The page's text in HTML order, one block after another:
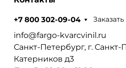
+7 800 302-09-04
info@fargo-kvarcvinil.ru
Санкт-Петербург, г. Санкт-
Катерников д3